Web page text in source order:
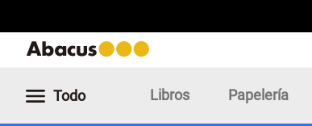
Todo Libros Papelería